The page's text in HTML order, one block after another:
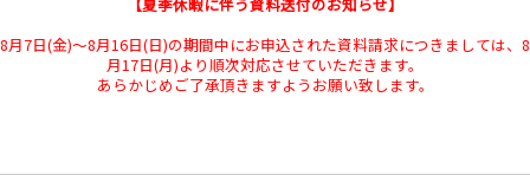
8月7日(金)～8月16日(日)の期間中にお申込された資料請求につきましては、8
月17日(月)より順次対応させていただきます。
あらかじめご了承頂きますようお願い致します。